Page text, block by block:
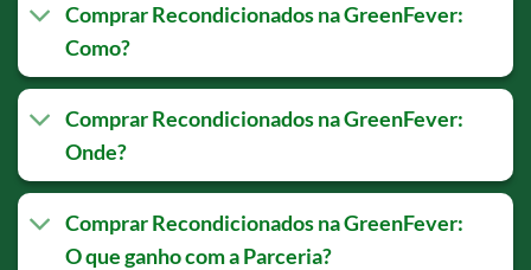
Comprar Recondicionados na GreenFever:
Como?
Comprar Recondicionados na GreenFever:
Onde?
Comprar Recondicionados na GreenFever:
O que ganho com a Parceria?